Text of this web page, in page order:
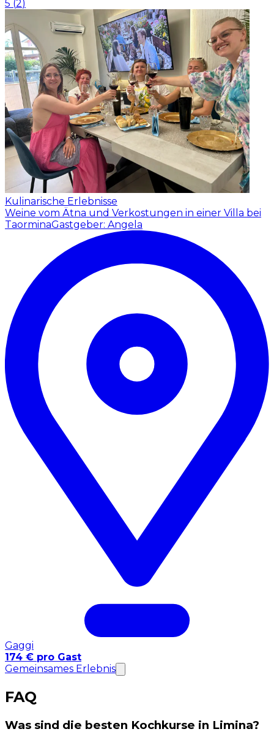
5 (2)
Kulinarische Erlebnisse
Weine vom Ätna und Verkostungen in einer Villa bei
TaorminaGastgeber: Angela
Gaggi
174 € pro Gast
Gemeinsames Erlebnis
FAQ
Was sind die besten Kochkurse in Limina?